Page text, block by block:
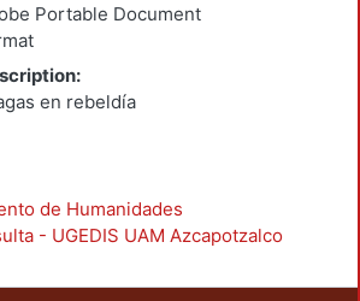
Portable Document
en rebeldía
de Humanidades
- UGEDIS UAM Azcapotzalco